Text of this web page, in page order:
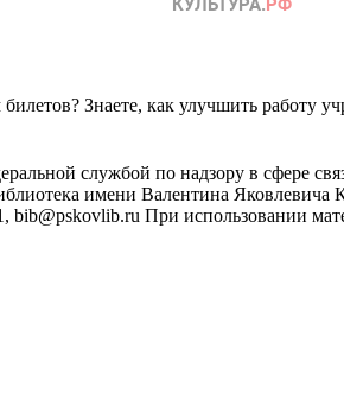
Знаете, как улучшить работу
службой по надзору в сфере
имени Валентина Яковлевича
bib@pskovlib.ru При использовании